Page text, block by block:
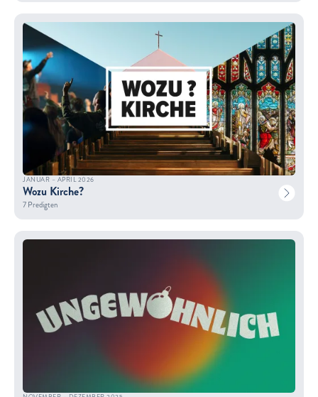
JANUAR – APRIL 2026
Wozu Kirche?
7 Predigten